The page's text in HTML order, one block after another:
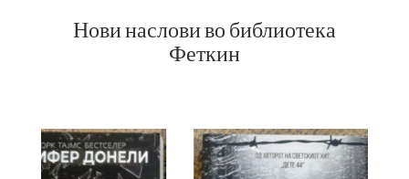
Нови наслови во библиотека
Феткин